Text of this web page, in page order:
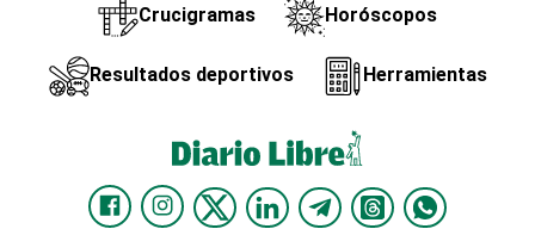
Crucigramas Horóscopos
Resultados deportivos Herramientas